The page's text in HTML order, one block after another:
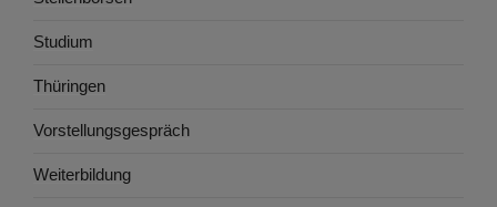
Studium
Thüringen
Vorstellungsgespräch
Weiterbildung